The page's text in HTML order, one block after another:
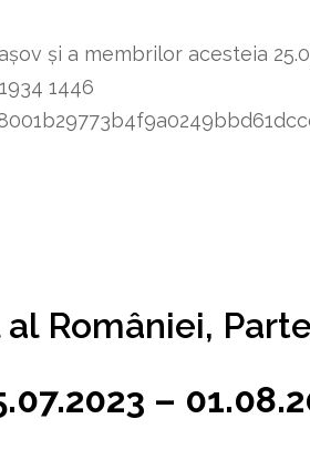
și a membrilor acesteia
1934 1446
României,
–